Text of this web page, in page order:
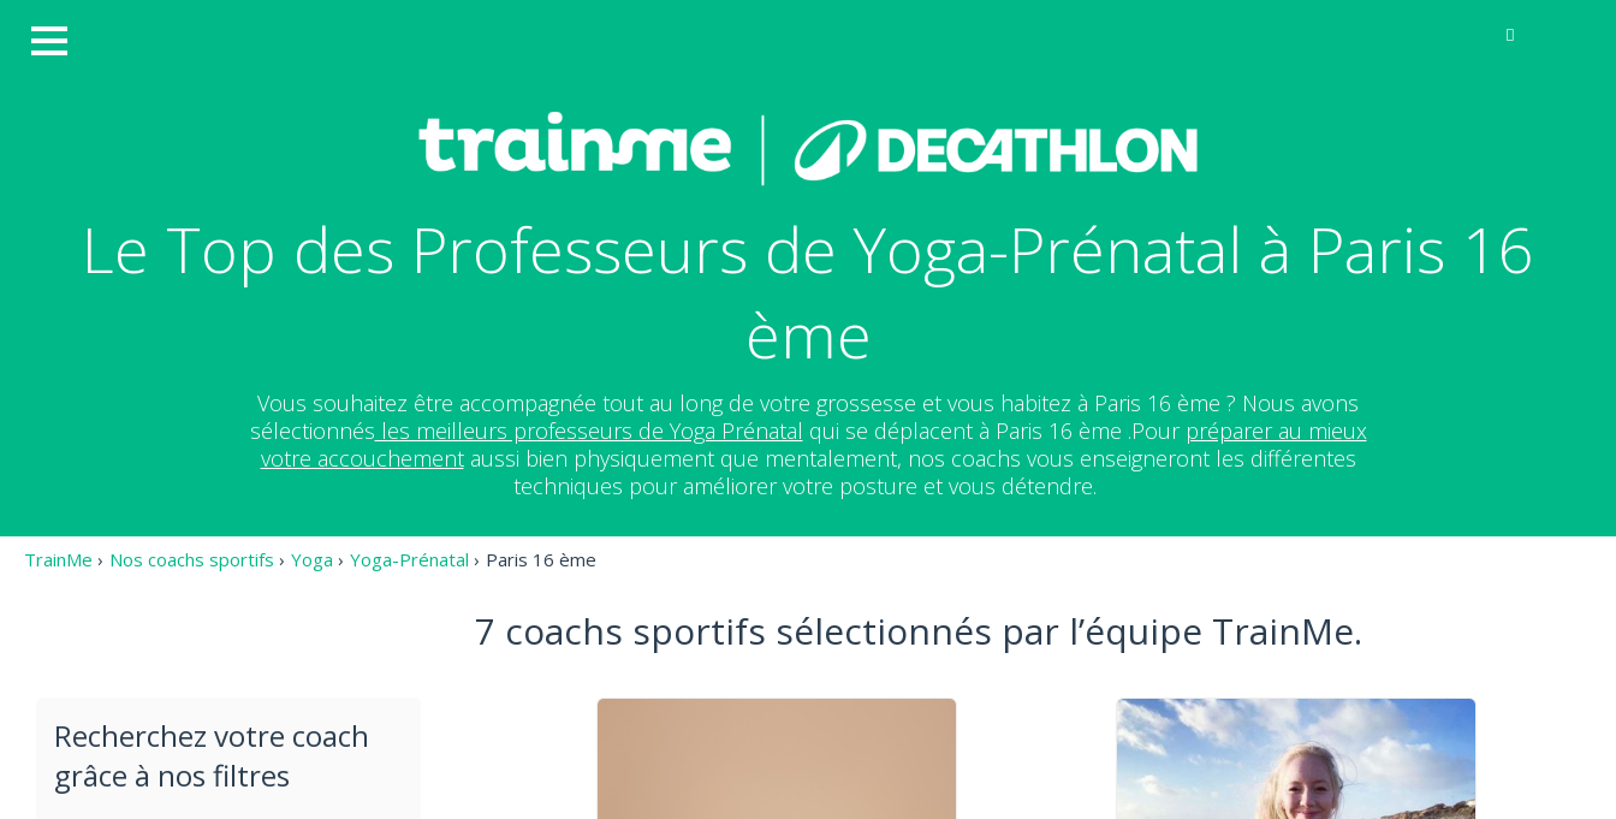
Le Top des Professeurs de Yoga-Prénatal à Paris 16
ème
Vous souhaitez être accompagnée tout au long de votre grossesse et vous habitez à Paris 16 ème ? Nous avons
sélectionnés les meilleurs professeurs de Yoga Prénatal qui se déplacent à Paris 16 ème .Pour préparer au mieux
votre accouchementaussi bien physiquement que mentalement, nos coachs vous enseigneront les différentes
techniques pour améliorer votre posture et vous détendre.
TrainMe › Nos coachs sportifs › Yoga › Yoga-Prénatal › Paris 16 ème
Recherchez votre coach
grâce à nos filtres
7 coachs sportifs sélectionnés par l’équipe TrainMe.